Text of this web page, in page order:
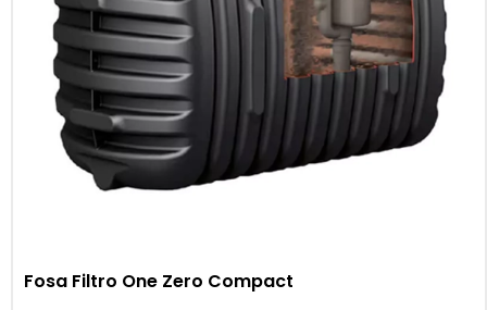
Fosa Filtro One Zero Compact